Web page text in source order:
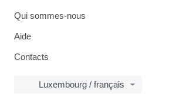
Qui sommes-nous
Aide
Contacts
Luxembourg / français